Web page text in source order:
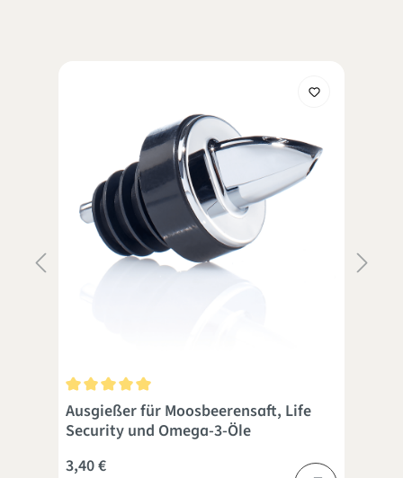
Durchschnittliche Bewertung von 5 von 5 Sternen
Ausgießer für Moosbeerensaft, Life
Security und Omega-3-Öle
3,40 €